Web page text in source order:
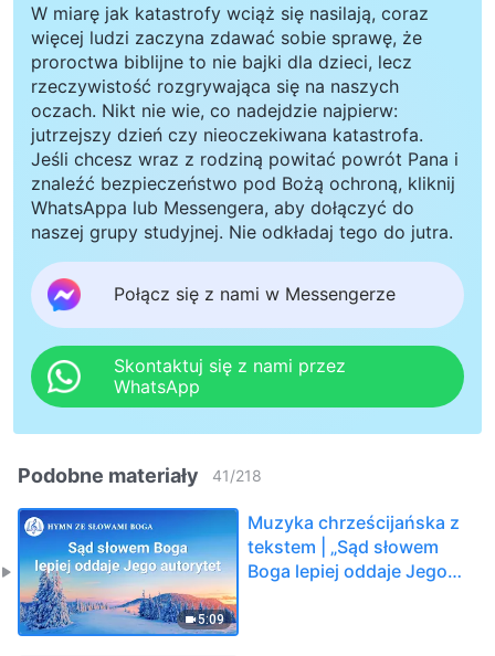
W miarę jak katastrofy wciąż się nasilają, coraz
więcej ludzi zaczyna zdawać sobie sprawę, że
proroctwa biblijne to nie bajki dla dzieci, lecz
rzeczywistość rozgrywająca się na naszych
oczach. Nikt nie wie, co nadejdzie najpierw:
jutrzejszy dzień czy nieoczekiwana katastrofa.
Jeśli chcesz wraz z rodziną powitać powrót Pana i
znaleźć bezpieczeństwo pod Bożą ochroną, kliknij
WhatsAppa lub Messengera, aby dołączyć do
naszej grupy studyjnej. Nie odkładaj tego do jutra.
Połącz się z nami w Messengerze
Skontaktuj się z nami przez
WhatsApp
Podobne materiały 41/218
5:09
Muzyka chrześcijańska z
tekstem | „Sąd słowem
Boga lepiej oddaje Jego